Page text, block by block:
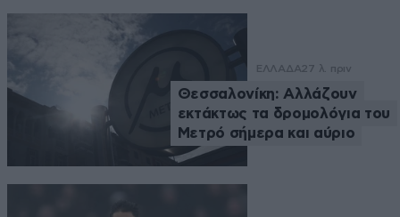
ΕΛΛΑΔΑ27 λ. πριν
Θεσσαλονίκη: Αλλάζουν
εκτάκτως τα δρομολόγια του
Μετρό σήμερα και αύριο